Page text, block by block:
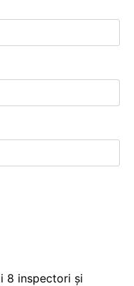
8 inspectori și